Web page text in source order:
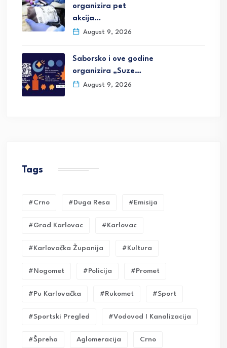
organizira pet
akcija…
August 9, 2026
Saborsko i ove godine
organizira „Suze…
August 9, 2026
Tags
#crno #duga Resa #emisija
#grad Karlovac #karlovac
#karlovačka Županija #kultura
#nogomet #policija #promet
#pu Karlovačka #rukomet #sport
#sportski Pregled #vodovod I Kanalizacija
#Špreha Aglomeracija Crno